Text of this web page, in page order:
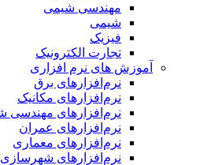
مهندسی شیمی
شیمی
فیزیک
تجارت الکترونیک
آموزش های نرم افزاری
نرم‌افزارهای برق
نرم‌افزارهای مکانیک
نرم‌افزارهای مهندسی شیمی
نرم‌افزارهای عمران
نرم‌افزارهای معماری
نرم‌افزارهای شهرسازی